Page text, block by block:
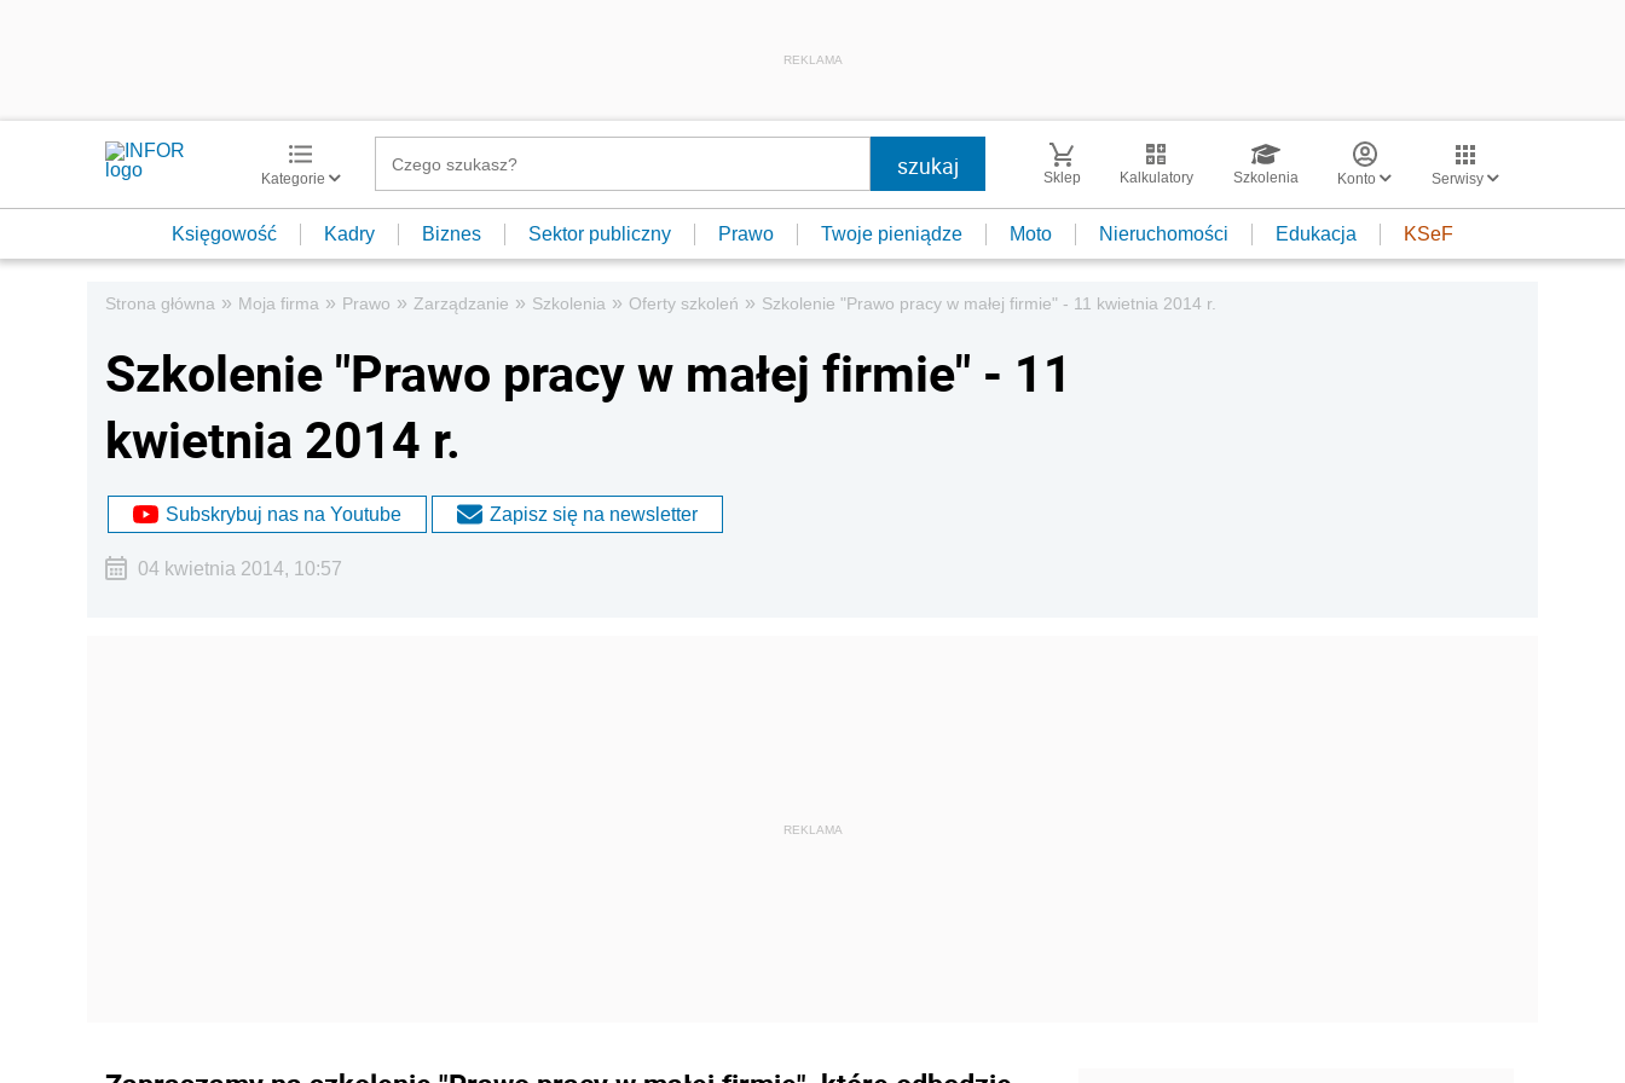
REKLAMA
Kategorie Sklep Kalkulatory Szkolenia Konto Serwisy
Księgowość Kadry Biznes Sektor publiczny Prawo Twoje pieniądze Moto Nieruchomości Edukacja KSeF
Strona główna » Moja firma » Prawo » Zarządzanie » Szkolenia » Oferty szkoleń » Szkolenie "Prawo pracy w małej firmie" - 11 kwietnia 2014 r.
Szkolenie "Prawo pracy w małej firmie" - 11
kwietnia 2014 r.
Subskrybuj nas na Youtube Zapisz się na newsletter
04 kwietnia 2014, 10:57